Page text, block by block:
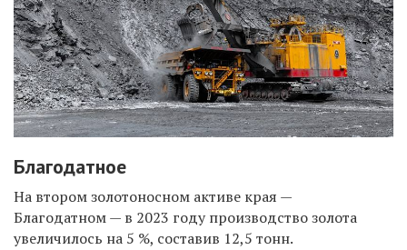
Благодатное
На втором золотоносном активе края —
Благодатном — в 2023 году производство золота
увеличилось на 5 %, составив 12,5 тонн.